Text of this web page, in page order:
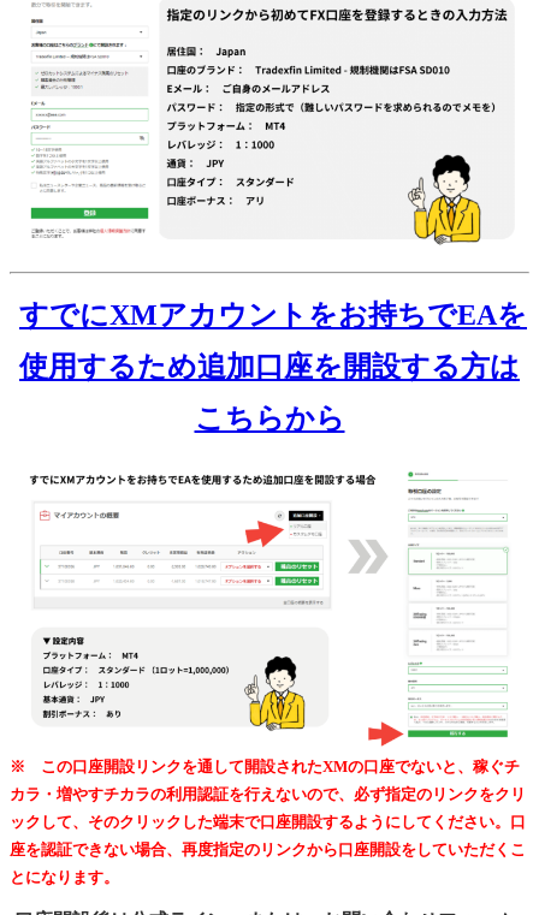
すでにXMアカウントをお持ちでEAを
使用するため追加口座を開設する方は
こちらから
※ この口座開設リンクを通して開設されたXMの口座でないと、稼ぐチ
カラ・増やすチカラの利用認証を行えないので、必ず指定のリンクをクリ
ックして、そのクリックした端末で口座開設するようにしてください。口
座を認証できない場合、再度指定のリンクから口座開設をしていただくこ
とになります。